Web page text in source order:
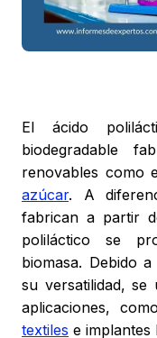
El ácido
biodegradable
renovables como
azúcar. A
fabrican a partir
poliláctico se
biomasa. Debido
su versatilidad, se
aplicaciones,
textiles e implantes